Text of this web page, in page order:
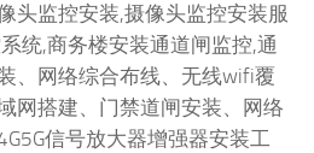
头监控安装,摄像头监控安装服
统,商务楼安装通道闸监控,通
、网络综合布线、无线wifi覆
网搭建、门禁道闸安装、网络
信号放大器增强器安装工